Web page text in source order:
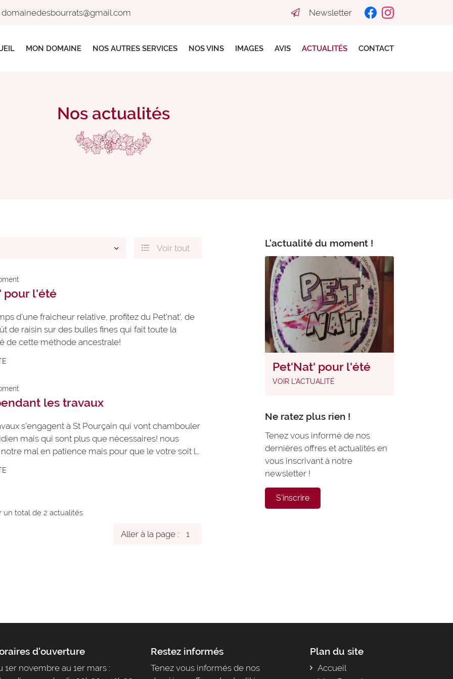
Newsletter
MON DOMAINE NOS AUTRES SERVICES NOS VINS IMAGES AVIS ACTUALITÉS CONTACT
Nos actualités
 Voir tout
pour l'été
d'une fraicheur relative, profitez du Pet'nat', de
de raisin sur des bulles fines qui fait toute la
de cette méthode ancestrale!
les travaux
s'engagent à St Pourçain qui vont chambouler
mais qui sont plus que nécessaires! nous
mal en patience mais pour que le votre soit le
un total de 2 actualités
Aller à la page :
L'actualité du moment !
Pet'Nat' pour l'été
VOIR L'ACTUALITÉ
Ne ratez plus rien !
Tenez vous informé de nos
dernières offres et actualités en
vous inscrivant à notre
newsletter !
S'inscrire
d'ouverture
1er novembre au 1er mars :
Restez informés
Tenez vous informés de nos
Plan du site
Accueil